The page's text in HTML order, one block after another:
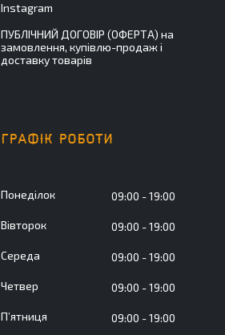
Instagram
ПУБЛІЧНИЙ ДОГОВІР (ОФЕРТА) на
замовлення, купівлю-продаж і
доставку товарів
ГРАФІК РОБОТИ
Понеділок 09:00 19:00
Вівторок 09:00 19:00
Середа 09:00 19:00
Четвер 09:00 19:00
Пʼятниця 09:00 19:00